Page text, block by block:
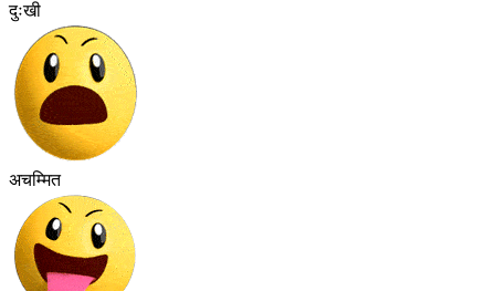
दुःखी
अचम्मित